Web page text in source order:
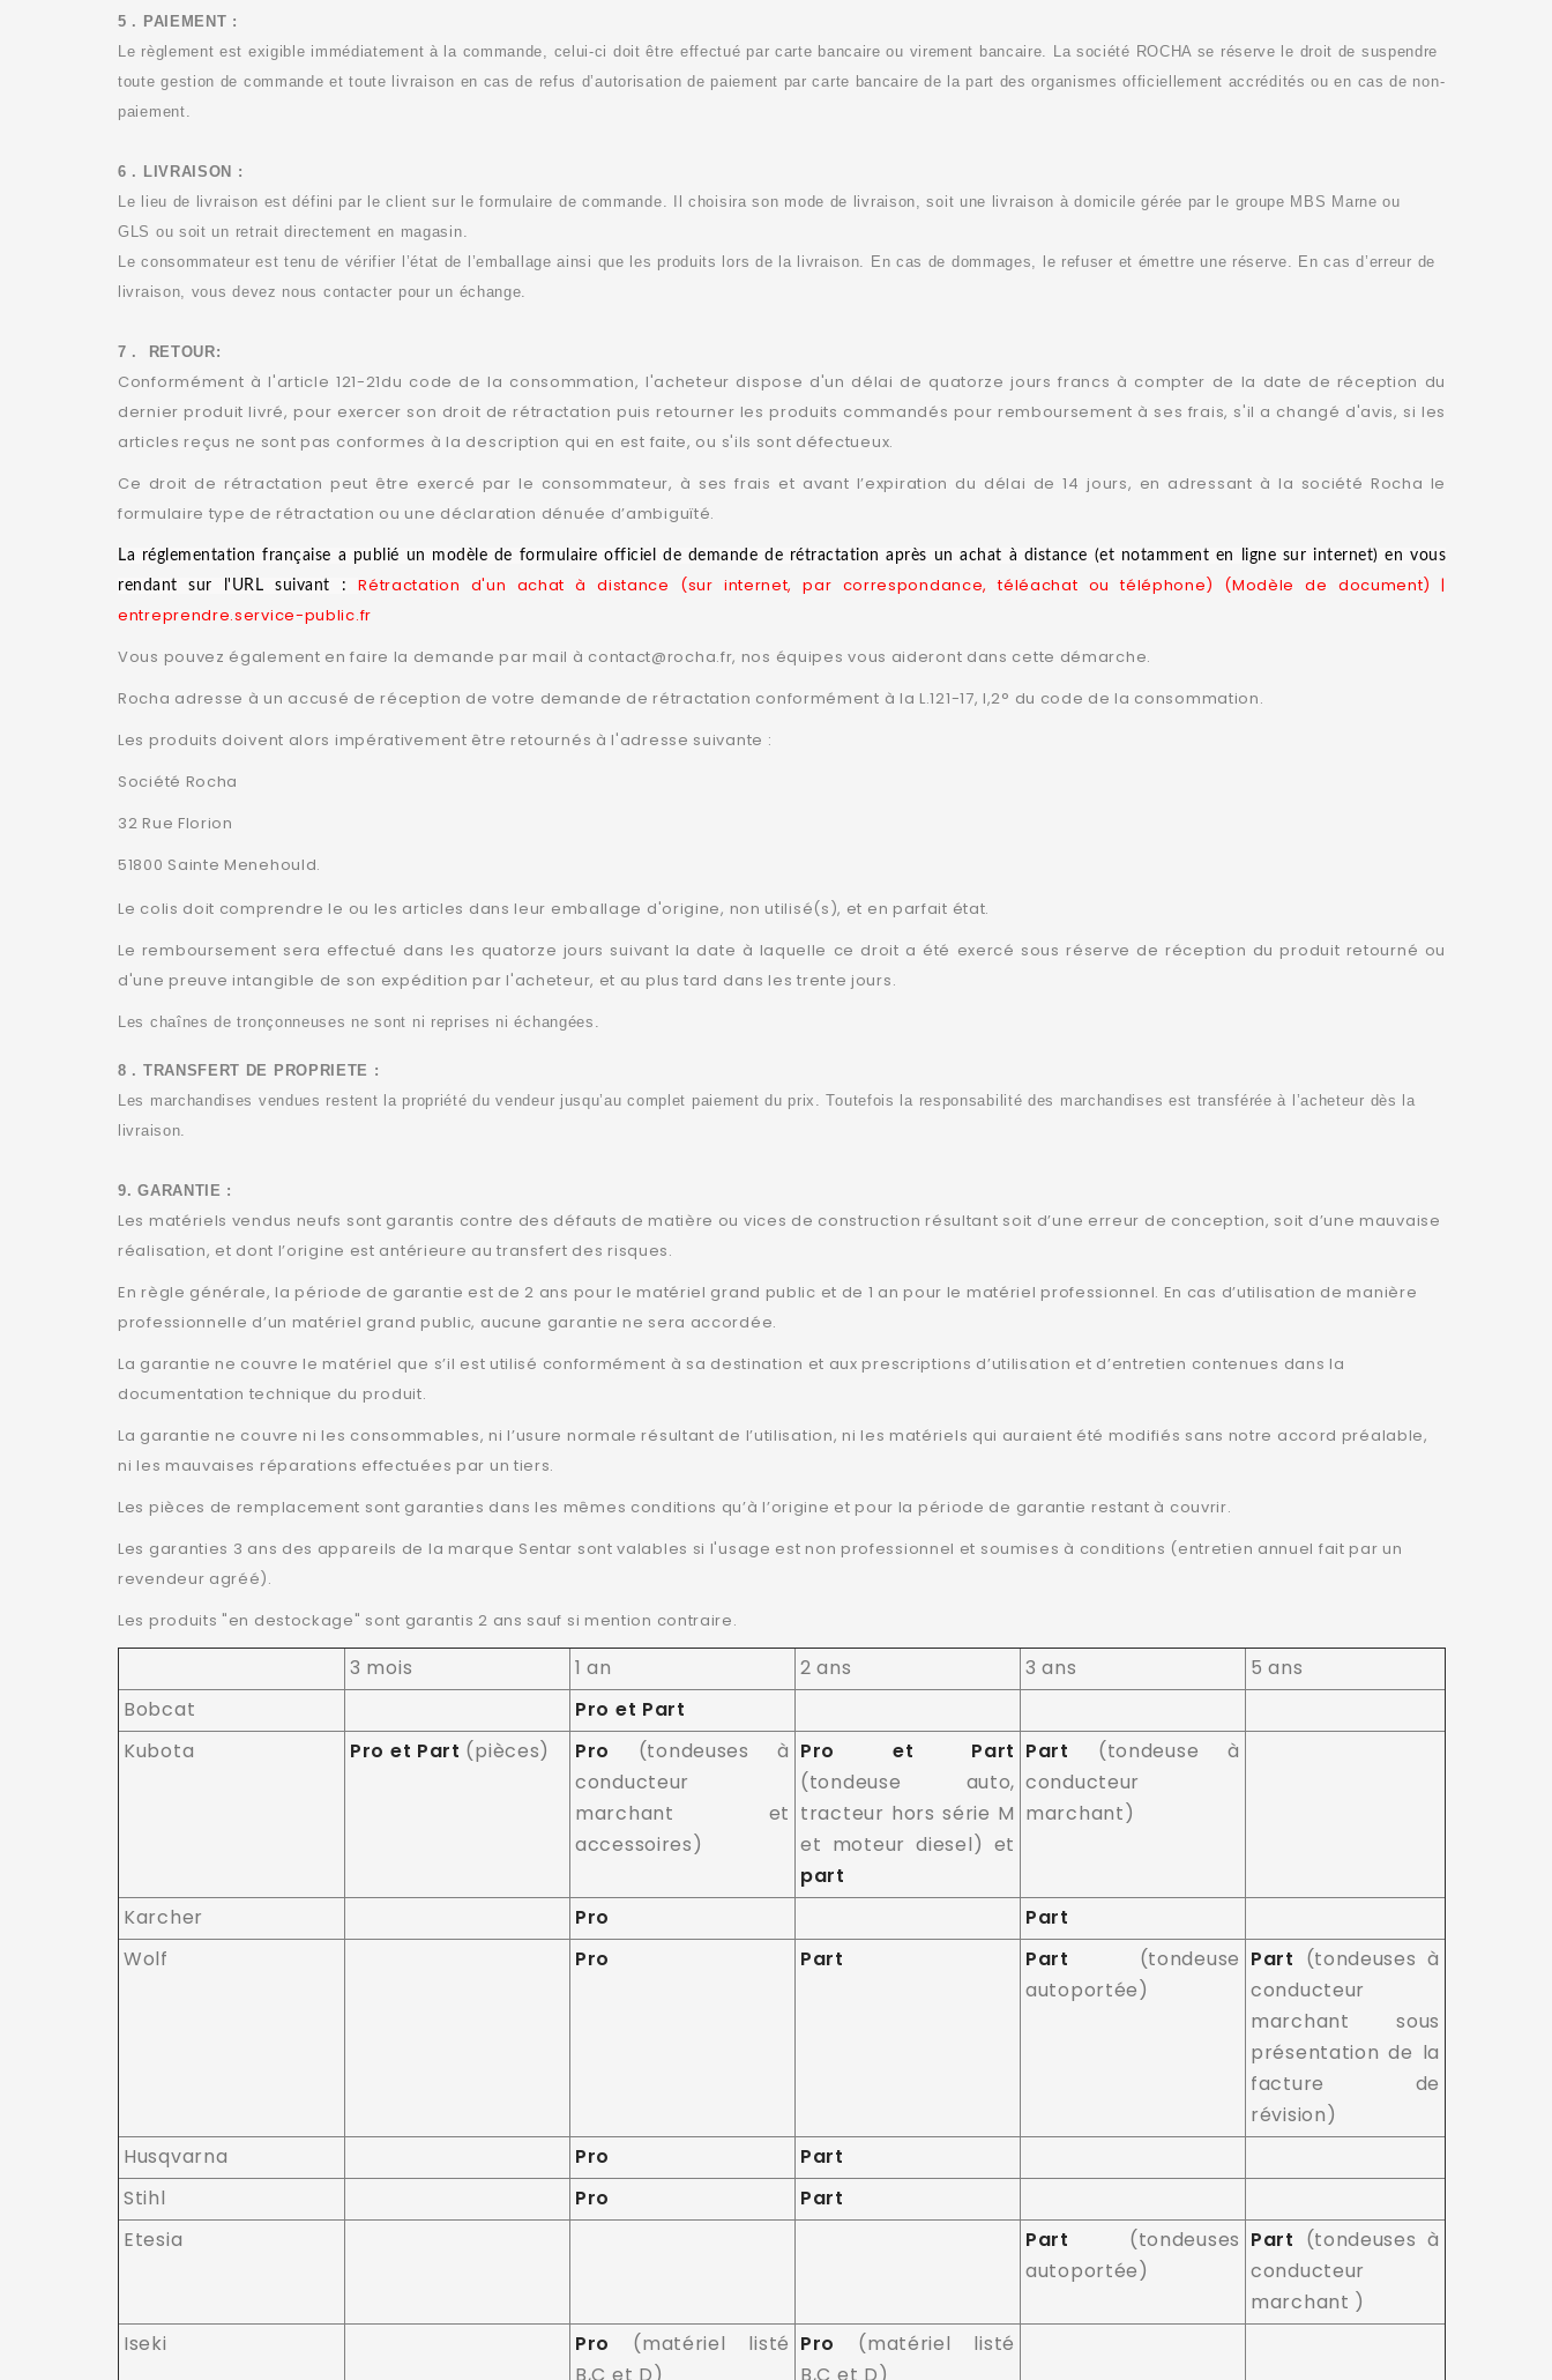
5 . PAIEMENT :
Le règlement est exigible immédiatement à la commande, celui-ci doit être effectué par carte bancaire ou virement bancaire. La société ROCHA se réserve le droit de suspendre
toute gestion de commande et toute livraison en cas de refus d’autorisation de paiement par carte bancaire de la part des organismes officiellement accrédités ou en cas de non-
paiement.
6 . LIVRAISON :
Le lieu de livraison est défini par le client sur le formulaire de commande. Il choisira son mode de livraison, soit une livraison à domicile gérée par le groupe MBS Marne ou
GLS ou soit un retrait directement en magasin.
Le consommateur est tenu de vérifier l’état de l’emballage ainsi que les produits lors de la livraison. En cas de dommages, le refuser et émettre une réserve. En cas d’erreur de
livraison, vous devez nous contacter pour un échange.
7 . RETOUR:
Conformément à l'article 121-21du code de la consommation, l'acheteur dispose d'un délai de quatorze jours francs à compter de la date de réception du
dernier produit livré, pour exercer son droit de rétractation puis retourner les produits commandés pour remboursement à ses frais, s'il a changé d'avis, si les
articles reçus ne sont pas conformes à la description qui en est faite, ou s'ils sont défectueux.
Ce droit de rétractation peut être exercé par le consommateur, à ses frais et avant l’expiration du délai de 14 jours, en adressant à la société Rocha le
formulaire type de rétractation ou une déclaration dénuée d’ambiguïté.
La réglementation française a publié un modèle de formulaire officiel de demande de rétractation après un achat à distance (et notamment en ligne sur internet) en vous
rendant sur l'URL suivant :
Rétractation d'un achat à distance (sur internet, par correspondance, téléachat ou téléphone) (Modèle de document) |
entreprendre.service-public.fr
Vous pouvez également en faire la demande par mail à contact@rocha.fr, nos équipes vous aideront dans cette démarche.
Rocha adresse à un accusé de réception de votre demande de rétractation conformément à la L.121-17, I,2° du code de la consommation.
Les produits doivent alors impérativement être retournés à l'adresse suivante :
Société Rocha
32 Rue Florion
51800 Sainte Menehould.
Le colis doit comprendre le ou les articles dans leur emballage d'origine, non utilisé(s), et en parfait état.
Le remboursement sera effectué dans les quatorze jours suivant la date à laquelle ce droit a été exercé sous réserve de réception du produit retourné ou
d'une preuve intangible de son expédition par l'acheteur, et au plus tard dans les trente jours.
Les chaînes de tronçonneuses ne sont ni reprises ni échangées.
8 . TRANSFERT DE PROPRIETE :
Les marchandises vendues restent la propriété du vendeur jusqu’au complet paiement du prix. Toutefois la responsabilité des marchandises est transférée à l’acheteur dès la
livraison.
9. GARANTIE :
Les matériels vendus neufs sont garantis contre des défauts de matière ou vices de construction résultant soit d’une erreur de conception, soit d’une mauvaise
réalisation, et dont l’origine est antérieure au transfert des risques.
En règle générale, la période de garantie est de 2 ans pour le matériel grand public et de 1 an pour le matériel professionnel. En cas d’utilisation de manière
professionnelle d’un matériel grand public, aucune garantie ne sera accordée.
La garantie ne couvre le matériel que s’il est utilisé conformément à sa destination et aux prescriptions d’utilisation et d’entretien contenues dans la
documentation technique du produit.
La garantie ne couvre ni les consommables, ni l’usure normale résultant de l’utilisation, ni les matériels qui auraient été modifiés sans notre accord préalable,
ni les mauvaises réparations effectuées par un tiers.
Les pièces de remplacement sont garanties dans les mêmes conditions qu’à l’origine et pour la période de garantie restant à couvrir.
Les garanties 3 ans des appareils de la marque Sentar sont valables si l'usage est non professionnel et soumises à conditions (entretien annuel fait par un
revendeur agréé).
Les produits "en destockage" sont garantis 2 ans sauf si mention contraire.
3 mois 1 an 2 ans 3 ans
5 ans
Bobcat
Pro et Part
Kubota
Pro et Part (pièces) Pro (tondeuses à
conducteur
marchant et
accessoires)
Pro et Part
(tondeuse auto,
tracteur hors série M
et moteur diesel) et
part
Part (tondeuse à
conducteur
marchant)
Karcher Pro
Part
Wolf
Pro Part Part (tondeuse
autoportée)
Part (tondeuses à
conducteur
marchant sous
présentation de la
facture de
révision)
Husqvarna
Pro
Part
Stihl
Pro
Part
Etesia
Part (tondeuses
autoportée)
Part (tondeuses à
conducteur
marchant )
Iseki
Pro (matériel listé Pro (matériel listé